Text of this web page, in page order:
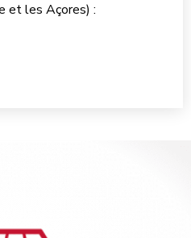
et les Açores) :